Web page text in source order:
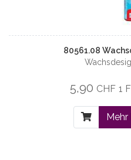
80561.08
5,90 CHF 1